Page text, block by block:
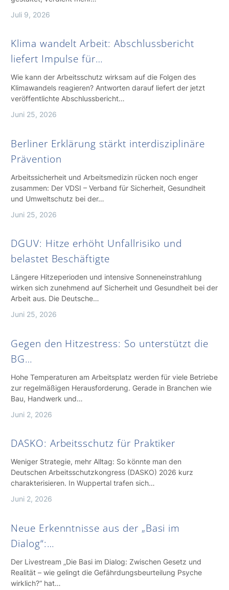
Juli 9, 2026
Klima wandelt Arbeit: Abschlussbericht
liefert Impulse für…
Wie kann der Arbeitsschutz wirksam auf die Folgen des
Klimawandels reagieren? Antworten darauf liefert der jetzt
veröffentlichte Abschlussbericht…
Juni 25, 2026
Berliner Erklärung stärkt interdisziplinäre
Prävention
Arbeitssicherheit und Arbeitsmedizin rücken noch enger
zusammen: Der VDSI – Verband für Sicherheit, Gesundheit
und Umweltschutz bei der…
Juni 25, 2026
DGUV: Hitze erhöht Unfallrisiko und
belastet Beschäftigte
Längere Hitzeperioden und intensive Sonneneinstrahlung
wirken sich zunehmend auf Sicherheit und Gesundheit bei der
Arbeit aus. Die Deutsche…
Juni 25, 2026
Gegen den Hitzestress: So unterstützt die
BG…
Hohe Temperaturen am Arbeitsplatz werden für viele Betriebe
zur regelmäßigen Herausforderung. Gerade in Branchen wie
Bau, Handwerk und…
Juni 2, 2026
DASKO: Arbeitsschutz für Praktiker
Weniger Strategie, mehr Alltag: So könnte man den
Deutschen Arbeitsschutzkongress (DASKO) 2026 kurz
charakterisieren. In Wuppertal trafen sich…
Juni 2, 2026
Neue Erkenntnisse aus der „Basi im
Dialog“:…
Der Livestream „Die Basi im Dialog: Zwischen Gesetz und
Realität – wie gelingt die Gefährdungsbeurteilung Psyche
wirklich?“ hat…